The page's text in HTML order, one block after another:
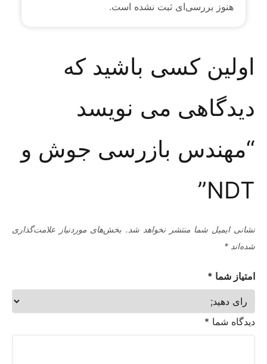
هنوز بررسی‌ای ثبت نشده است.
اولین کسی باشید که
دیدگاهی می نویسد
“مهندس بازرسی جوش و
NDT”
نشانی ایمیل شما منتشر نخواهد شد. بخش‌های موردنیاز علامت‌گذاری
شده‌اند *
امتیاز شما *
دیدگاه شما *